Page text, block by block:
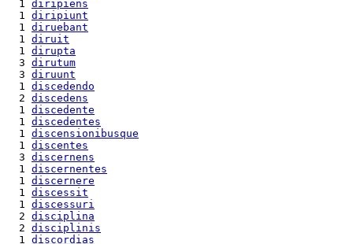
  1
diripiens
  1
diripiunt
  1
diruebant
  1
diruit
  1
dirupta
  3
dirutum
  3
diruunt
  1
discedendo
  2
discedens
  1
discedente
  1
discedentes
  1
discensionibusque
  1
discentes
  3
discernens
  1
discernentes
  1
discernere
  1
discessit
  1
discessuri
  2
disciplina
  2
disciplinis
  1
discordias